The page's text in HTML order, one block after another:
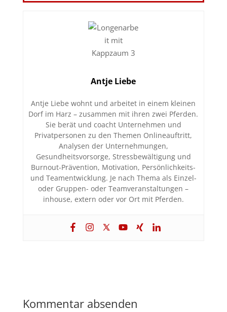
Antje Liebe
Antje Liebe wohnt und arbeitet in einem kleinen
Dorf im Harz – zusammen mit ihren zwei Pferden.
Sie berät und coacht Unternehmen und
Privatpersonen zu den Themen Onlineauftritt,
Analysen der Unternehmungen,
Gesundheitsvorsorge, Stressbewältigung und
Burnout-Prävention, Motivation, Persönlichkeits-
und Teamentwicklung. Je nach Thema als Einzel-
oder Gruppen- oder Teamveranstaltungen –
inhouse, extern oder vor Ort mit Pferden.
Kommentar absenden